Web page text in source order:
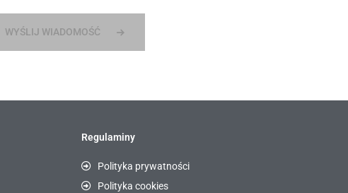
WYŚLIJ WIADOMOŚĆ
Regulaminy
Polityka prywatności
Polityka cookies